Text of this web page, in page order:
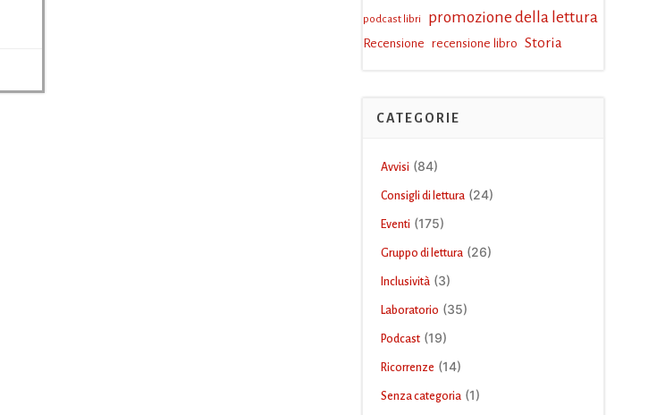
podcast libri promozione della lettura
Recensione recensione libro Storia
CATEGORIE
Avvisi (84)
Consigli di lettura(24)
Eventi (175)
Gruppo di lettura(26)
Inclusività(3)
Laboratorio (35)
Podcast(19)
Ricorrenze (14)
Senza categoria(1)